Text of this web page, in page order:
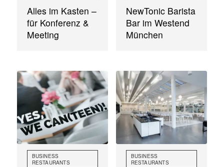
Alles im Kasten –
für Konferenz &
Meeting
NewTonic Barista
Bar im Westend
München
BUSINESS
RESTAURANTS
BUSINESS
RESTAURANTS